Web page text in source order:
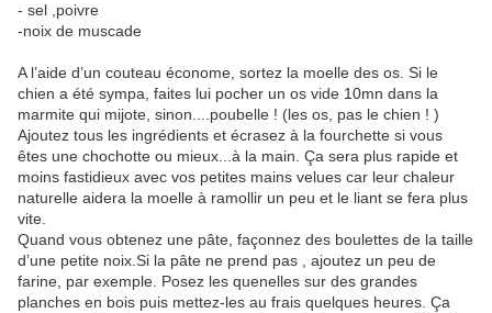
- sel ,poivre
-noix de muscade
A l’aide d’un couteau économe, sortez la moelle des os. Si le
chien a été sympa, faites lui pocher un os vide 10mn dans la
marmite qui mijote, sinon....poubelle ! (les os, pas le chien ! )
Ajoutez tous les ingrédients et écrasez à la fourchette si vous
êtes une chochotte ou mieux...à la main. Ça sera plus rapide et
moins fastidieux avec vos petites mains velues car leur chaleur
naturelle aidera la moelle à ramollir un peu et le liant se fera plus
vite.
Quand vous obtenez une pâte, façonnez des boulettes de la taille
d’une petite noix.Si la pâte ne prend pas , ajoutez un peu de
farine, par exemple. Posez les quenelles sur des grandes
planches en bois puis mettez-les au frais quelques heures. Ça